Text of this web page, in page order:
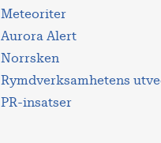
Meteoriter
Aurora Alert
Norrsken
Rymdverksamhetens
PR-insatser